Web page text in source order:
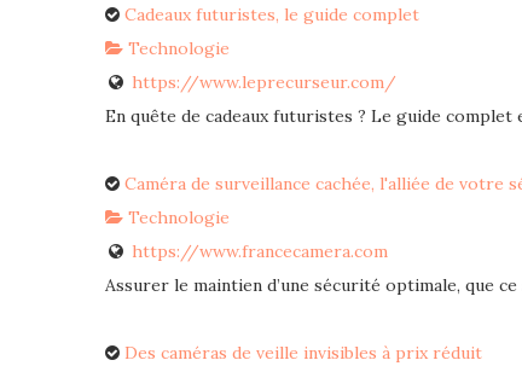
Cadeaux futuristes, le guide complet
Technologie
https://www.leprecurseur.com/
En quête de cadeaux futuristes ? Le guide
Caméra de surveillance cachée, l'alliée de votre
Technologie
https://www.francecamera.com
Assurer le maintien d’une sécurité optimale, que
Des caméras de veille invisibles à prix réduit